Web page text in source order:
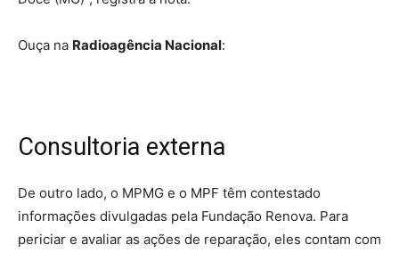
Ouça na Radioagência Nacional:
Consultoria externa
De outro lado, o MPMG e o MPF têm contestado
informações divulgadas pela Fundação Renova. Para
periciar e avaliar as ações de reparação, eles contam com